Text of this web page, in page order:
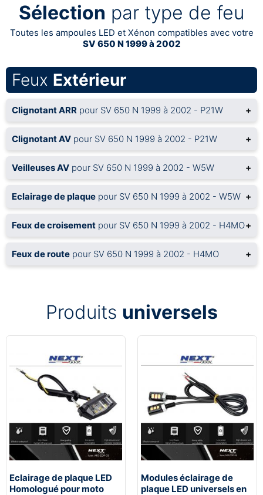
Sélection par type de feu
Toutes les ampoules LED et Xénon compatibles avec votre
SV 650 N 1999 à 2002
Feux Extérieur
Clignotant ARR pour SV 650 N 1999 à 2002 - P21W +
Clignotant AV pour SV 650 N 1999 à 2002 - P21W +
Veilleuses AV pour SV 650 N 1999 à 2002 - W5W +
Eclairage de plaque pour SV 650 N 1999 à 2002 - W5W +
Feux de croisement pour SV 650 N 1999 à 2002 - H4MO+
Feux de route pour SV 650 N 1999 à 2002 - H4MO +
Produits universels
Eclairage de plaque LED
Homologué pour moto
Modules éclairage de
plaque LED universels en